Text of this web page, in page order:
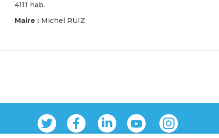
4111 hab.
Maire : Michel RUIZ